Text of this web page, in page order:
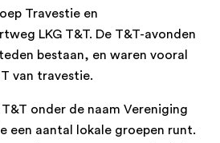
Travestie en
LKG T&T. De T&T-avonden
bestaan, en waren vooral
van travestie.
onder de naam Vereniging
een aantal lokale groepen runt.